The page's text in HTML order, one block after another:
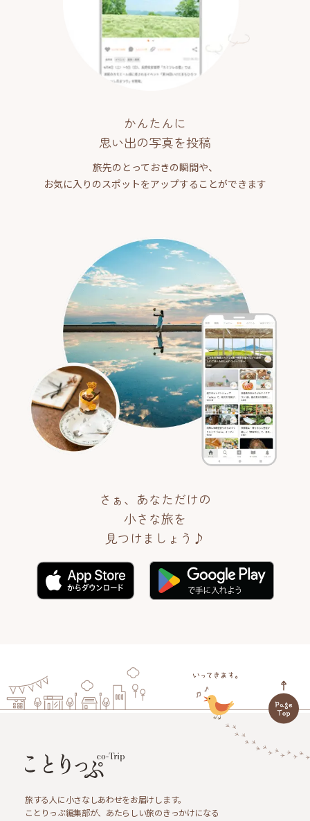
かんたんに
思い出の写真を投稿
旅先のとっておきの瞬間や、
お気に入りのスポットをアップすることができます
さぁ、あなただけの
小さな旅を
見つけましょう♪
旅する人に小さなしあわせをお届けします。
ことりっぷ編集部が、あたらしい旅のきっかけになる